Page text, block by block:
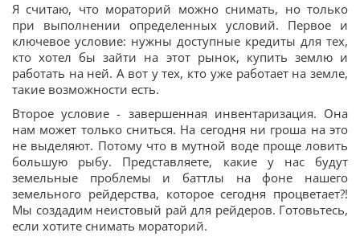
Я считаю, что мораторий можно снимать, но только
при выполнении определенных условий. Первое и
ключевое условие: нужны доступные кредиты для тех,
кто хотел бы зайти на этот рынок, купить землю и
работать на ней. А вот у тех, кто уже работает на земле,
такие возможности есть.
Второе условие - завершенная инвентаризация. Она
нам может только сниться. На сегодня ни гроша на это
не выделяют. Потому что в мутной воде проще ловить
большую рыбу. Представляете, какие у нас будут
земельные проблемы и баттлы на фоне нашего
земельного рейдерства, которое сегодня процветает?!
Мы создадим неистовый рай для рейдеров. Готовьтесь,
если хотите снимать мораторий.